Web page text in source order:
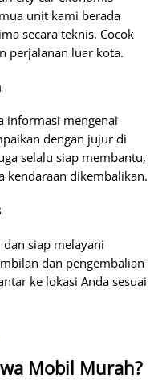
unit kami berada
secara teknis. Cocok
perjalanan luar kota.
informasi mengenai
dengan jujur di
selalu siap membantu,
kendaraan dikembalikan.
dan siap melayani
dan pengembalian
ke lokasi Anda sesuai
Mobil Murah?